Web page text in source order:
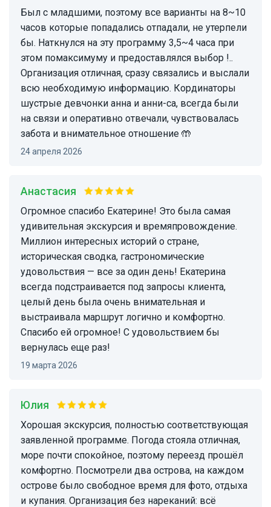
Был с младшими, поэтому все варианты на 8~10
часов которые попадались отпадали, не утерпели
бы. Наткнулся на эту программу 3,5~4 часа при
этом помаксимуму и предоставлялся выбор !..
Организация отличная, сразу связались и выслали
всю необходимую информацию. Кординаторы
шустрые девчонки анна и анни-са, всегда были
на связи и оперативно отвечали, чувствовалась
забота и внимательное отношение 🤲
24 апреля 2026
Анастасия
Огромное спасибо Екатерине! Это была самая
удивительная экскурсия и времяпровождение.
Миллион интересных историй о стране,
историческая сводка, гастрономические
удовольствия — все за один день! Екатерина
всегда подстраивается под запросы клиента,
целый день была очень внимательная и
выстраивала маршрут логично и комфортно.
Спасибо ей огромное! С удовольствием бы
вернулась еще раз!
19 марта 2026
Юлия
Хорошая экскурсия, полностью соответствующая
заявленной программе. Погода стояла отличная,
море почти спокойное, поэтому переезд прошёл
комфортно. Посмотрели два острова, на каждом
острове было свободное время для фото, отдыха
и купания. Организация без нареканий: всё